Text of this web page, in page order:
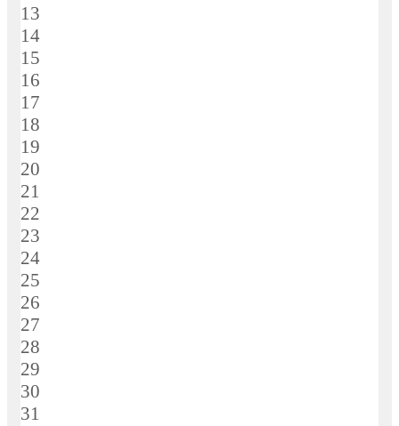
13
14
15
16
17
18
19
20
21
22
23
24
25
26
27
28
29
30
31